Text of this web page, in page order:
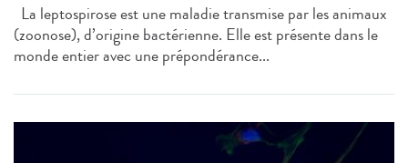
La leptospirose est une maladie transmise par les animaux
(zoonose), d’origine bactérienne. Elle est présente dans le
monde entier avec une prépondérance...